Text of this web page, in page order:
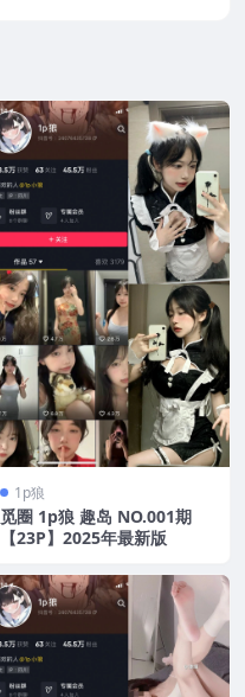
1p狼
觅圈 1p狼 趣岛 NO.001期
【23P】2025年最新版